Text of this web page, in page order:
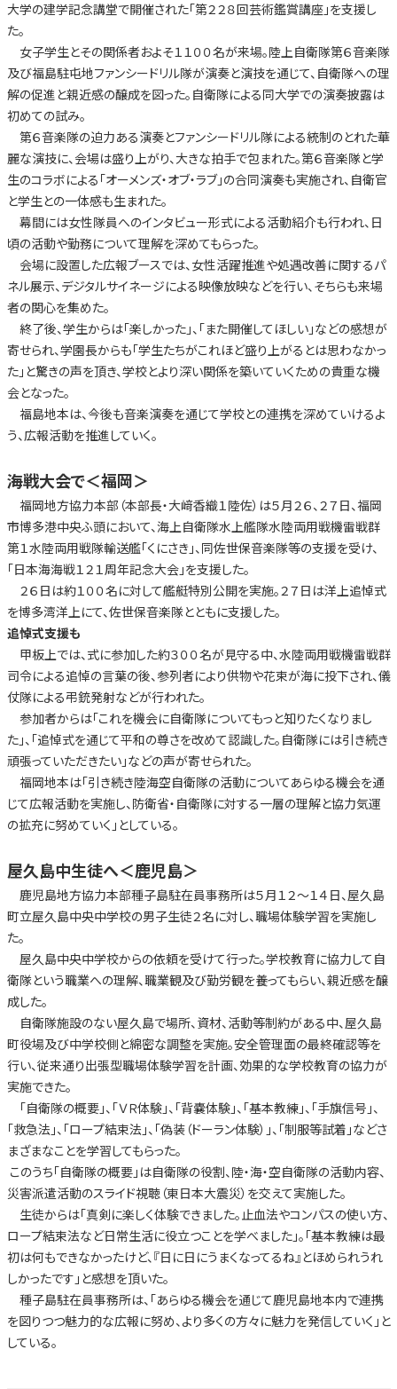
大学の建学記念講堂で開催された「第２２８回芸術鑑賞講座」を支援し
た。
女子学生とその関係者およそ１１００名が来場。陸上自衛隊第６音楽隊
及び福島駐屯地ファンシードリル隊が演奏と演技を通じて、自衛隊への理
解の促進と親近感の醸成を図った。自衛隊による同大学での演奏披露は
初めての試み。
第６音楽隊の迫力ある演奏とファンシードリル隊による統制のとれた華
麗な演技に、会場は盛り上がり、大きな拍手で包まれた。第６音楽隊と学
生のコラボによる「オーメンズ・オブ・ラブ」の合同演奏も実施され、自衛官
と学生との一体感も生まれた。
幕間には女性隊員へのインタビュー形式による活動紹介も行われ、日
頃の活動や勤務について理解を深めてもらった。
会場に設置した広報ブースでは、女性活躍推進や処遇改善に関するパ
ネル展示、デジタルサイネージによる映像放映などを行い、そちらも来場
者の関心を集めた。
終了後、学生からは「楽しかった」、「また開催してほしい」などの感想が
寄せられ、学園長からも「学生たちがこれほど盛り上がるとは思わなかっ
た」と驚きの声を頂き、学校とより深い関係を築いていくための貴重な機
会となった。
福島地本は、今後も音楽演奏を通じて学校との連携を深めていけるよ
う、広報活動を推進していく。
海戦大会で＜福岡＞
福岡地方協力本部（本部長・大﨑香織１陸佐）は５月２６、２７日、福岡
市博多港中央ふ頭において、海上自衛隊水上艦隊水陸両用戦機雷戦群
第１水陸両用戦隊輸送艦「くにさき」、同佐世保音楽隊等の支援を受け、
「日本海海戦１２１周年記念大会」を支援した。
２６日は約１００名に対して艦艇特別公開を実施。２７日は洋上追悼式
を博多湾洋上にて、佐世保音楽隊とともに支援した。
追悼式支援も
甲板上では、式に参加した約３００名が見守る中、水陸両用戦機雷戦群
司令による追悼の言葉の後、参列者により供物や花束が海に投下され、儀
仗隊による弔銃発射などが行われた。
参加者からは「これを機会に自衛隊についてもっと知りたくなりまし
た」、「追悼式を通じて平和の尊さを改めて認識した。自衛隊には引き続き
頑張っていただきたい」などの声が寄せられた。
福岡地本は「引き続き陸海空自衛隊の活動についてあらゆる機会を通
じて広報活動を実施し、防衛省・自衛隊に対する一層の理解と協力気運
の拡充に努めていく」としている。
屋久島中生徒へ＜鹿児島＞
鹿児島地方協力本部種子島駐在員事務所は５月１２～１４日、屋久島
町立屋久島中央中学校の男子生徒２名に対し、職場体験学習を実施し
た。
屋久島中央中学校からの依頼を受けて行った。学校教育に協力して自
衛隊という職業への理解、職業観及び勤労観を養ってもらい、親近感を醸
成した。
自衛隊施設のない屋久島で場所、資材、活動等制約がある中、屋久島
町役場及び中学校側と綿密な調整を実施。安全管理面の最終確認等を
行い、従来通り出張型職場体験学習を計画、効果的な学校教育の協力が
実施できた。
「自衛隊の概要」、「ＶＲ体験」、「背嚢体験」、「基本教練」、「手旗信号」、
「救急法」、「ロープ結束法」、「偽装（ドーラン体験）」、「制服等試着」などさ
まざまなことを学習してもらった。
このうち「自衛隊の概要」は自衛隊の役割、陸・海・空自衛隊の活動内容、
災害派遣活動のスライド視聴（東日本大震災）を交えて実施した。
生徒からは「真剣に楽しく体験できました。止血法やコンパスの使い方、
ロープ結束法など日常生活に役立つことを学べました」。「基本教練は最
初は何もできなかったけど、『日に日にうまくなってるね』とほめられうれ
しかったです」と感想を頂いた。
種子島駐在員事務所は、「あらゆる機会を通じて鹿児島地本内で連携
を図りつつ魅力的な広報に努め、より多くの方々に魅力を発信していく」と
している。